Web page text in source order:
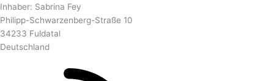
Inhaber: Sabrina Fey
Philipp-Schwarzenberg-Straße 10
34233 Fuldatal
Deutschland